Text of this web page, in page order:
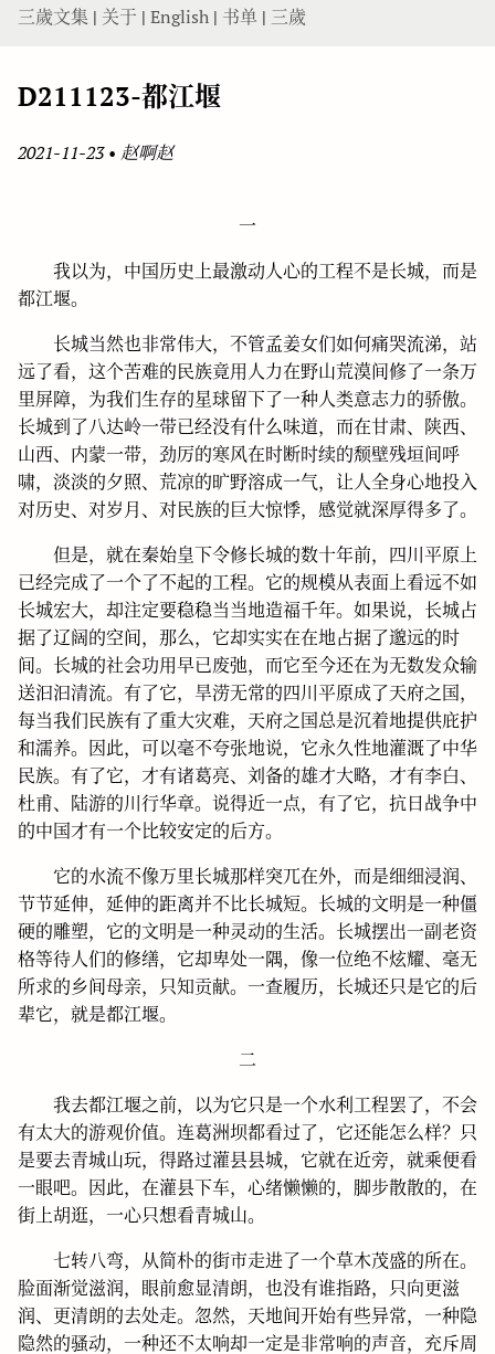
三歲文集 | 关于 | English| 书单 | 三歲
D211123-都江堰
2021-11-23• 赵啊赵
一
我以为，中国历史上最激动人心的工程不是长城，而是
都江堰。
长城当然也非常伟大，不管孟姜女们如何痛哭流涕，站
远了看，这个苦难的民族竟用人力在野山荒漠间修了一条万
里屏障，为我们生存的星球留下了一种人类意志力的骄傲。
长城到了八达岭一带已经没有什么味道，而在甘肃、陕西、
山西、内蒙一带，劲厉的寒风在时断时续的颓壁残垣间呼
啸，淡淡的夕照、荒凉的旷野溶成一气，让人全身心地投入
对历史、对岁月、对民族的巨大惊悸，感觉就深厚得多了。
但是，就在秦始皇下令修长城的数十年前，四川平原上
已经完成了一个了不起的工程。它的规模从表面上看远不如
长城宏大，却注定要稳稳当当地造福千年。如果说，长城占
据了辽阔的空间，那么，它却实实在在地占据了邈远的时
间。长城的社会功用早已废弛，而它至今还在为无数发众输
送汩汩清流。有了它，旱涝无常的四川平原成了天府之国，
每当我们民族有了重大灾难，天府之国总是沉着地提供庇护
和濡养。因此，可以毫不夸张地说，它永久性地灌溉了中华
民族。有了它，才有诸葛亮、刘备的雄才大略，才有李白、
杜甫、陆游的川行华章。说得近一点，有了它，抗日战争中
的中国才有一个比较安定的后方。
它的水流不像万里长城那样突兀在外，而是细细浸润、
节节延伸，延伸的距离并不比长城短。长城的文明是一种僵
硬的雕塑，它的文明是一种灵动的生活。长城摆出一副老资
格等待人们的修缮，它却卑处一隅，像一位绝不炫耀、毫无
所求的乡间母亲，只知贡献。一查履历，长城还只是它的后
辈它，就是都江堰。
二
我去都江堰之前，以为它只是一个水利工程罢了，不会
有太大的游观价值。连葛洲坝都看过了，它还能怎么样？只
是要去青城山玩，得路过灌县县城，它就在近旁，就乘便看
一眼吧。因此，在灌县下车，心绪懒懒的，脚步散散的，在
街上胡逛，一心只想看青城山。
七转八弯，从简朴的街市走进了一个草木茂盛的所在。
脸面渐觉滋润，眼前愈显清朗，也没有谁指路，只向更滋
润、更清朗的去处走。忽然，天地间开始有些异常，一种隐
隐然的骚动，一种还不太响却一定是非常响的声音，充斥周